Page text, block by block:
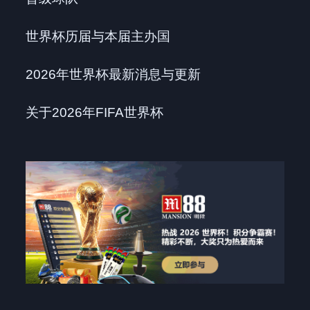
世界杯历届与本届主办国
2026年世界杯最新消息与更新
关于2026年FIFA世界杯